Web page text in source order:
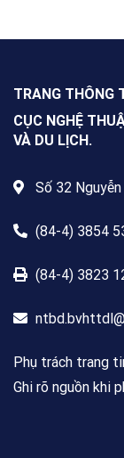
TRANG THÔNG
CỤC NGHỆ
VÀ DU LỊCH.
Số 32
(84-4) 3854
(84-4) 3823
Phụ trách trang
Ghi rõ nguồn khi